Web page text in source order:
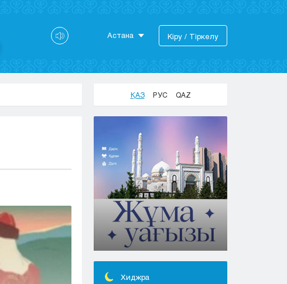
Астана
Актобе
Караганда
Кокшетау
Костанай
Кызылорда
Павлодар
Петропавловск
Семей
Талдыкорган
Тараз
Туркестан
Кіру / Тіркелу
ҚАЗ РУС QAZ
Хиджра